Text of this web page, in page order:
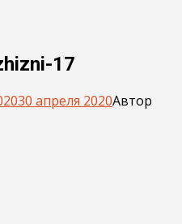
17
30 апреля 2020Автор